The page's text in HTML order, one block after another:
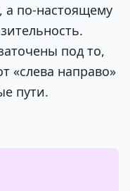
а по-настоящему
под то,
«слева направо»
пути.